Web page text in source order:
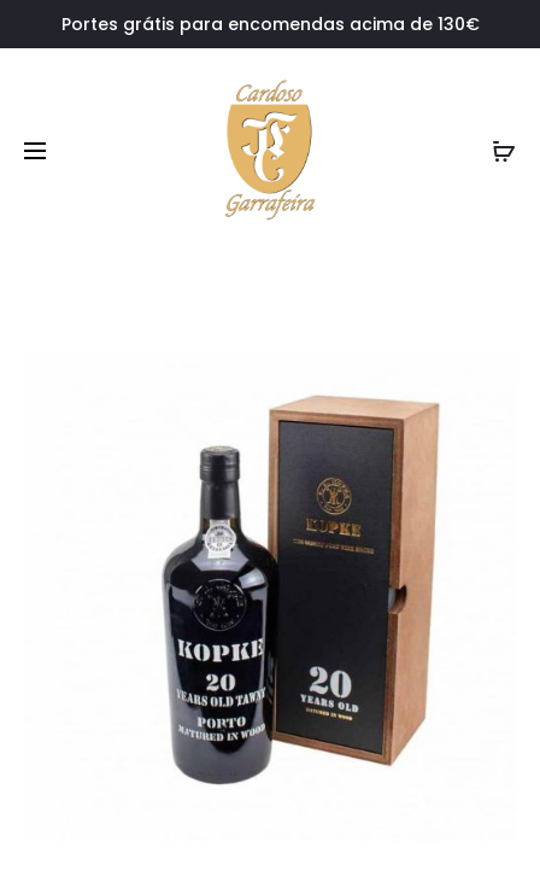
Portes grátis para encomendas acima de 130€